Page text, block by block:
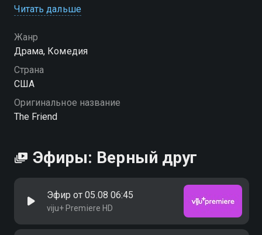
Непослушный питомец вносит хаос в её быт, но со
Читать дальше
Жанр
Драма, Комедия
Страна
США
Оригинальное название
The Friend
Эфиры: Верный друг
Эфир от 05.08 06:45
viju+ Premiere HD